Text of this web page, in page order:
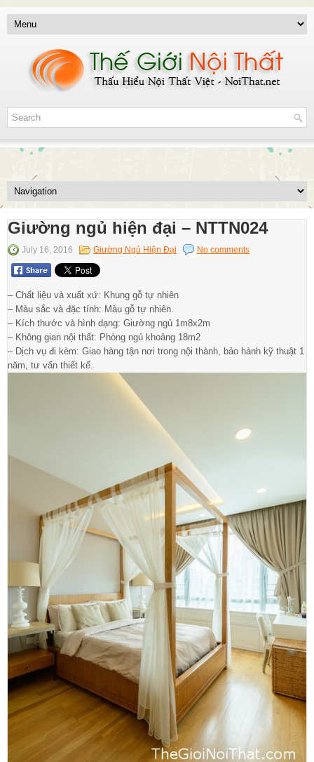
Giường ngủ hiện đại – NTTN024
July 16, 2016 Giường Ngủ Hiện Đại No comments
– Chất liệu và xuất xứ: Khung gỗ tự nhiên
– Màu sắc và đặc tính: Màu gỗ tự nhiên.
– Kích thước và hình dạng: Giường ngủ 1m8x2m
– Không gian nội thất: Phòng ngủ khoảng 18m2
– Dịch vụ đi kèm: Giao hàng tận nơi trong nội thành, bảo hành kỹ thuật 1
năm, tư vấn thiết kế.